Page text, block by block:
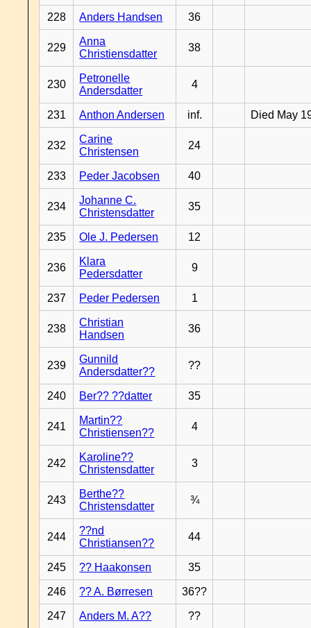
228 Anders Handsen 36
229
Anna
Christiensdatter
38
230
Petronelle
Andersdatter
4
231 Anthon Andersen inf. Died May
232
Carine
Christensen
24
233 Peder Jacobsen 40
234
Johanne C.
Christensdatter
35
235 Ole J. Pedersen 12
236
Klara
Pedersdatter
9
237 Peder Pedersen 1
238
Christian
Handsen
36
239
Gunnild
Andersdatter??
??
240 Ber?? ??datter 35
241
Martin??
Christiensen??
4
242
Karoline??
Christensdatter
3
243
Berthe??
Christensdatter
¾
244
??nd
Christiansen??
44
245 ?? Haakonsen 35
246 ?? A. Børresen 36??
247 Anders M. A?? ??